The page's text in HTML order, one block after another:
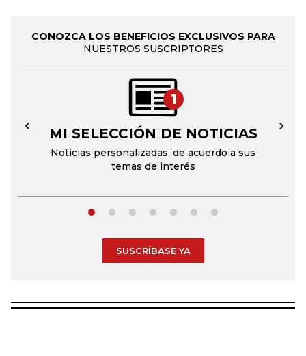
CONOZCA LOS BENEFICIOS EXCLUSIVOS PARA
NUESTROS SUSCRIPTORES
1
MI SELECCIÓN DE NOTICIAS
Noticias personalizadas, de acuerdo a sus
temas de interés
← →
SUSCRÍBASE YA